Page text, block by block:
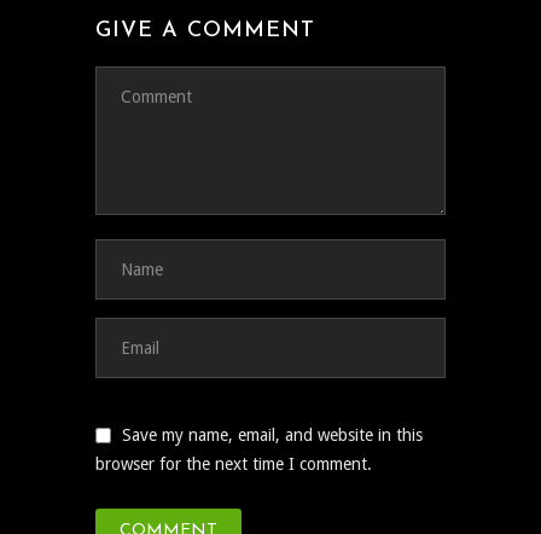
GIVE A COMMENT
Save my name, email, and website in this
browser for the next time I comment.